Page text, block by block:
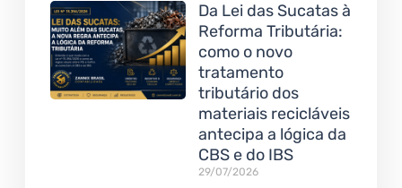
Da Lei das Sucatas à
Reforma Tributária:
como o novo
tratamento
tributário dos
materiais recicláveis
antecipa a lógica da
CBS e do IBS
29/07/2026